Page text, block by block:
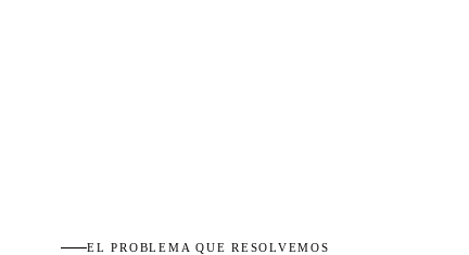
EL PROBLEMA QUE RESOLVEMOS